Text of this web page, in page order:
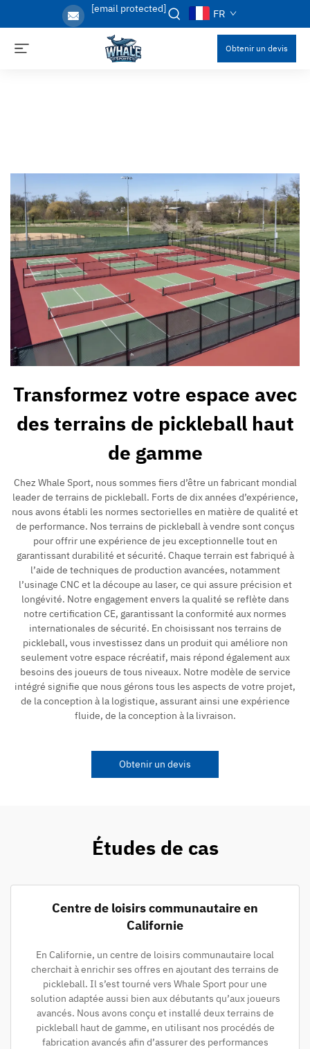
[email protected] FR
Obtenir un devis
Transformez votre espace avec
des terrains de pickleball haut
de gamme
Chez Whale Sport, nous sommes fiers d’être un fabricant mondial
leader de terrains de pickleball. Forts de dix années d’expérience,
nous avons établi les normes sectorielles en matière de qualité et
de performance. Nos terrains de pickleball à vendre sont conçus
pour offrir une expérience de jeu exceptionnelle tout en
garantissant durabilité et sécurité. Chaque terrain est fabriqué à
l’aide de techniques de production avancées, notamment
l’usinage CNC et la découpe au laser, ce qui assure précision et
longévité. Notre engagement envers la qualité se reflète dans
notre certification CE, garantissant la conformité aux normes
internationales de sécurité. En choisissant nos terrains de
pickleball, vous investissez dans un produit qui améliore non
seulement votre espace récréatif, mais répond également aux
besoins des joueurs de tous niveaux. Notre modèle de service
intégré signifie que nous gérons tous les aspects de votre projet,
de la conception à la logistique, assurant ainsi une expérience
fluide, de la conception à la livraison.
Obtenir un devis
Études de cas
Centre de loisirs communautaire en
Californie
En Californie, un centre de loisirs communautaire local
cherchait à enrichir ses offres en ajoutant des terrains de
pickleball. Il s’est tourné vers Whale Sport pour une
solution adaptée aussi bien aux débutants qu’aux joueurs
avancés. Nous avons conçu et installé deux terrains de
pickleball haut de gamme, en utilisant nos procédés de
fabrication avancés afin d’assurer des performances